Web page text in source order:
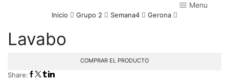
Menu
Inicio Grupo 2 Semana4 Gerona
Lavabo
COMPRAR EL PRODUCTO
Share: